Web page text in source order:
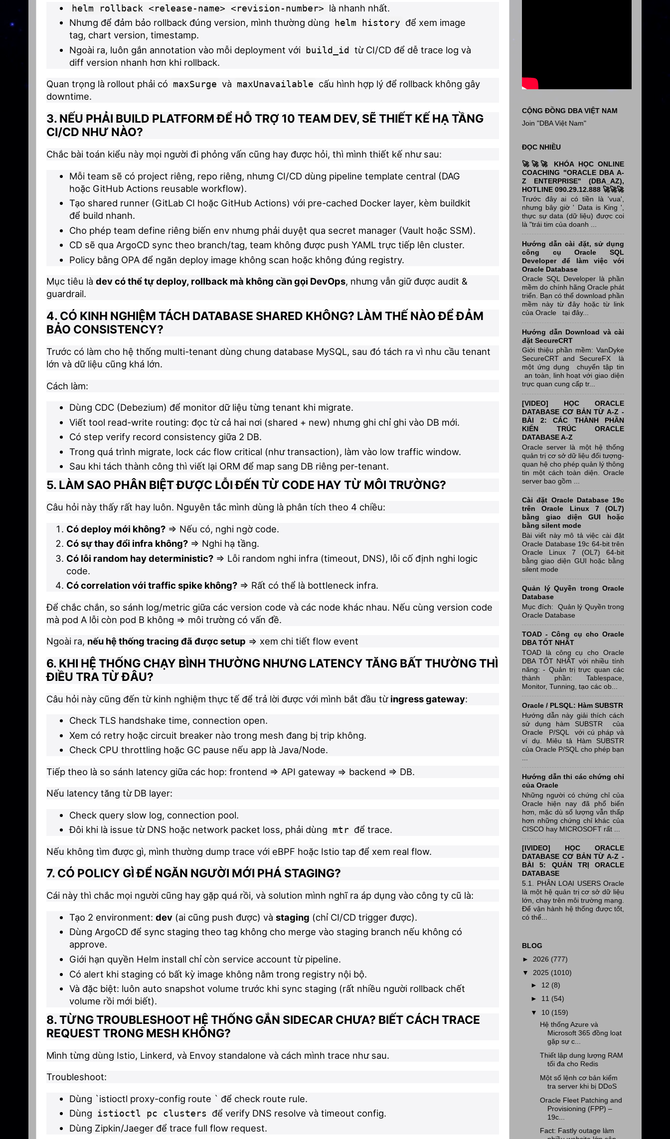
helm rollback <release-name> <revision-number> là nhanh nhất.
Nhưng để đảm bảo rollback đúng version, mình thường dùng
helm history để xem image
tag, chart version, timestamp.
Ngoài ra, luôn gắn annotation vào mỗi deployment với
build_id
từ CI/CD để dễ trace log và
diff version nhanh hơn khi rollback.
Quan trọng là rollout phải có maxSurge và maxUnavailable cấu hình hợp lý để rollback không gây
downtime.
3. NẾU PHẢI BUILD PLATFORM ĐỂ HỖ TRỢ 10 TEAM DEV, SẼ THIẾT KẾ HẠ TẦNG
CI/CD NHƯ NÀO?
Chắc bài toán kiểu này mọi người đi phỏng vấn cũng hay được hỏi, thì mình thiết kế như sau:
Mỗi team sẽ có project riêng, repo riêng, nhưng CI/CD dùng pipeline template central (DAG
hoặc GitHub Actions reusable workflow).
Tạo shared runner (GitLab CI hoặc GitHub Actions) với pre-cached Docker layer, kèm buildkit
để build nhanh.
Cho phép team define riêng biến env nhưng phải duyệt qua secret manager (Vault hoặc SSM).
CD sẽ qua ArgoCD sync theo branch/tag, team không được push YAML trực tiếp lên cluster.
Policy bằng OPA để ngăn deploy image không scan hoặc không đúng registry.
Mục tiêu là dev có thể tự deploy, rollback mà không cần gọi DevOps, nhưng vẫn giữ được audit &
guardrail.
4. CÓ KINH NGHIỆM TÁCH DATABASE SHARED KHÔNG? LÀM THẾ NÀO ĐỂ ĐẢM
BẢO CONSISTENCY?
Trước có làm cho hệ thống multi-tenant dùng chung database MySQL, sau đó tách ra vì nhu cầu tenant
lớn và dữ liệu cũng khá lớn.
Cách làm:
Dùng CDC (Debezium) để monitor dữ liệu từng tenant khi migrate.
Viết tool read-write routing: đọc từ cả hai nơi (shared + new) nhưng ghi chỉ ghi vào DB mới.
Có step verify record consistency giữa 2 DB.
Trong quá trình migrate, lock các flow critical (như transaction), làm vào low traffic window.
Sau khi tách thành công thì viết lại ORM để map sang DB riêng per-tenant.
5. LÀM SAO PHÂN BIỆT ĐƯỢC LỖI ĐẾN TỪ CODE HAY TỪ MÔI TRƯỜNG?
Câu hỏi này thấy rất hay luôn. Nguyên tắc mình dùng là phân tích theo 4 chiều:
Có deploy mới không? => Nếu có, nghi ngờ code.
Có sự thay đổi infra không? => Nghi hạ tầng.
Có lỗi random hay deterministic? => Lỗi random nghi infra (timeout, DNS), lỗi cố định nghi logic
code.
Có correlation với traffic spike không? => Rất có thể là bottleneck infra.
Để chắc chắn, so sánh log/metric giữa các version code và các node khác nhau. Nếu cùng version code
mà pod A lỗi còn pod B không => môi trường có vấn đề.
Ngoài ra, nếu hệ thống tracing đã được setup => xem chi tiết flow event
6. KHI HỆ THỐNG CHẠY BÌNH THƯỜNG NHƯNG LATENCY TĂNG BẤT THƯỜNG THÌ
ĐIỀU TRA TỪ ĐÂU?
Câu hỏi này cũng đến từ kinh nghiệm thực tế để trả lời được với mình bắt đầu từ ingress gateway:
Check TLS handshake time, connection open.
Xem có retry hoặc circuit breaker nào trong mesh đang bị trip không.
Check CPU throttling hoặc GC pause nếu app là Java/Node.
Tiếp theo là so sánh latency giữa các hop: frontend => API gateway => backend => DB.
Nếu latency tăng từ DB layer:
Check query slow log, connection pool.
Đôi khi là issue từ DNS hoặc network packet loss, phải dùng mtr để trace.
Nếu không tìm được gì, mình thường dump trace với eBPF hoặc Istio tap để xem real flow.
7. CÓ POLICY GÌ ĐỂ NGĂN NGƯỜI MỚI PHÁ STAGING?
Cái này thì chắc mọi người cũng hay gặp quá rồi, và solution mình nghĩ ra áp dụng vào công ty cũ là:
Tạo 2 environment: dev (ai cũng push được) và staging (chỉ CI/CD trigger được).
Dùng ArgoCD để sync staging theo tag không cho merge vào staging branch nếu không có
approve.
Giới hạn quyền Helm install chỉ còn service account từ pipeline.
Có alert khi staging có bất kỳ image không nằm trong registry nội bộ.
Và đặc biệt: luôn auto snapshot volume trước khi sync staging (rất nhiều người rollback chết
volume rồi mới biết).
8. TỪNG TROUBLESHOOT HỆ THỐNG GẮN SIDECAR CHƯA? BIẾT CÁCH TRACE
REQUEST TRONG MESH KHÔNG?
Mình từng dùng Istio, Linkerd, và Envoy standalone và cách mình trace như sau.
Troubleshoot:
Dùng `istioctl proxy-config route ` để check route rule.
Dùng istioctl pc clusters
để verify DNS resolve và timeout config.
Dùng Zipkin/Jaeger để trace full flow request.
CỘNG ĐỒNG DBA VIỆT NAM
Join "DBA Việt Nam"
ĐỌC NHIỀU
🚀🚀🚀 KHÓA HỌC ONLINE
COACHING "ORACLE DBA A-
Z ENTERPRISE" (DBA_AZ),
HOTLINE 090.29.12.888 🚀🚀🚀
Trước đây ai có tiền là 'vua',
nhưng bây giờ ' Data is King ',
thực sự data (dữ liệu) được coi
là "trái tim của doanh ...
Hướng dẫn cài đặt, sử dụng
công cụ Oracle SQL
Developer để làm việc với
Oracle Database
Oracle SQL Developer là phần
mềm do chính hãng Oracle phát
triển. Bạn có thể download phần
mềm này từ đây hoặc từ link
của Oracle tại đây...
Hướng dẫn Download và cài
đặt SecureCRT
Giới thiệu phần mềm: VanDyke
SecureCRT and SecureFX là
một ứng dụng chuyển tập tin
an toàn, linh hoạt với giao diện
trực quan cung cấp tr...
[VIDEO] HỌC ORACLE
DATABASE CƠ BẢN TỪ A-Z -
BÀI 2: CÁC THÀNH PHẦN
KIẾN TRÚC ORACLE
DATABASE A-Z
Oracle server là một hệ thống
quản trị cơ sở dữ liệu đối tượng-
quan hệ cho phép quản lý thông
tin một cách toàn diện. Oracle
server bao gồm ...
Cài đặt Oracle Database 19c
trên Oracle Linux 7 (OL7)
bằng giao diện GUI hoặc
bằng silent mode
Bài viết này mô tả việc cài đặt
Oracle Database 19c 64-bit trên
Oracle Linux 7 (OL7) 64-bit
bằng giao diện GUI hoặc bằng
silent mode
Quản lý Quyền trong Oracle
Database
Mục đích: Quản lý Quyền trong
Oracle Database
TOAD - Công cụ cho Oracle
DBA TỐT NHẤT
TOAD là công cụ cho Oracle
DBA TỐT NHẤT với nhiều tính
năng: - Quản trị trực quan các
thành phần: Tablespace,
Monitor, Tunning, tạo các ob...
Oracle / PLSQL: Hàm SUBSTR
Hướng dẫn này giải thích cách
sử dụng hàm SUBSTR của
Oracle P/SQL với cú pháp và
ví dụ. Miêu tả Hàm SUBSTR
của Oracle P/SQL cho phép bạn
Hướng dẫn thi các chứng chỉ
của Oracle
Những người có chứng chỉ của
Oracle hiện nay đã phổ biến
hơn, mặc dù số lượng vẫn thấp
hơn những chứng chỉ khác của
CISCO hay MICROSOFT rất ...
[IVIDEO] HỌC ORACLE
DATABASE CƠ BẢN TỪ A-Z -
BÀI 5: QUẢN TRỊ ORACLE
DATABASE
5.1. PHÂN LOẠI USERS Oracle
là một hệ quản trị cơ sở dữ liệu
lớn, chạy trên môi trường mạng.
Để vận hành hệ thống được tốt,
có thể...
BLOG
► 2026 (777)
▼ 2025 (1010)
► 12 (8)
► 11 (54)
▼ 10 (159)
Hệ thống Azure và
Microsoft 365 đồng loạt
gặp sự c...
Thiết lập dung lượng RAM
tối đa cho Redis
Một số lệnh cơ bản kiểm
tra server khi bị DDoS
Oracle Fleet Patching and
Provisioning (FPP) –
19c...
Fact: Fastly outage làm